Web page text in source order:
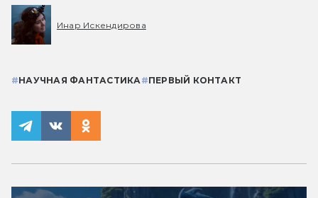
Инар Искендирова
#НАУЧНАЯ ФАНТАСТИКА#ПЕРВЫЙ КОНТАКТ